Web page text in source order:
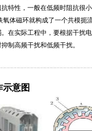
特性，一般在低频时阻抗很
体磁环就构成了一个共模扼
在实际工程中，要根据干扰
制高频干扰和低频干扰。
意图